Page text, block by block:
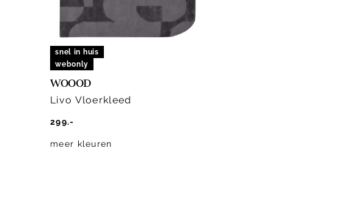
snel in huis
webonly
WOOOD
Livo Vloerkleed
299.-
meer kleuren